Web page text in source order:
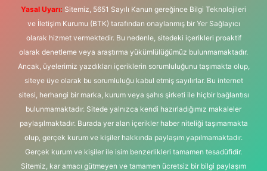
Yasal Uyarı: Sitemiz, 5651 Sayılı Kanun gereğince Bilgi Teknolojileri
ve İletişim Kurumu (BTK) tarafından onaylanmış bir Yer Sağlayıcı
olarak hizmet vermektedir. Bu nedenle, sitedeki içerikleri proaktif
olarak denetleme veya araştırma yükümlülüğümüz bulunmamaktadır.
Ancak, üyelerimiz yazdıkları içeriklerin sorumluluğunu taşımakta olup,
siteye üye olarak bu sorumluluğu kabul etmiş sayılırlar. Bu internet
sitesi, herhangi bir marka, kurum veya şahıs şirketi ile hiçbir bağlantısı
bulunmamaktadır. Sitede yalnızca kendi hazırladığımız makaleler
paylaşılmaktadır. Burada yer alan içerikler haber niteliği taşımamakta
olup, gerçek kurum ve kişiler hakkında paylaşım yapılmamaktadır.
Gerçek kurum ve kişiler ile isim benzerlikleri tamamen tesadüfidir.
Sitemiz, kar amacı gütmeyen ve tamamen ücretsiz bir bilgi paylaşım